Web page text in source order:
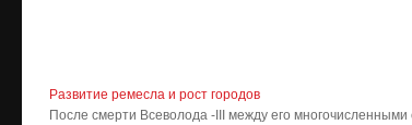
Развитие ремесла и рост городов
После смерти Всеволода -III между его